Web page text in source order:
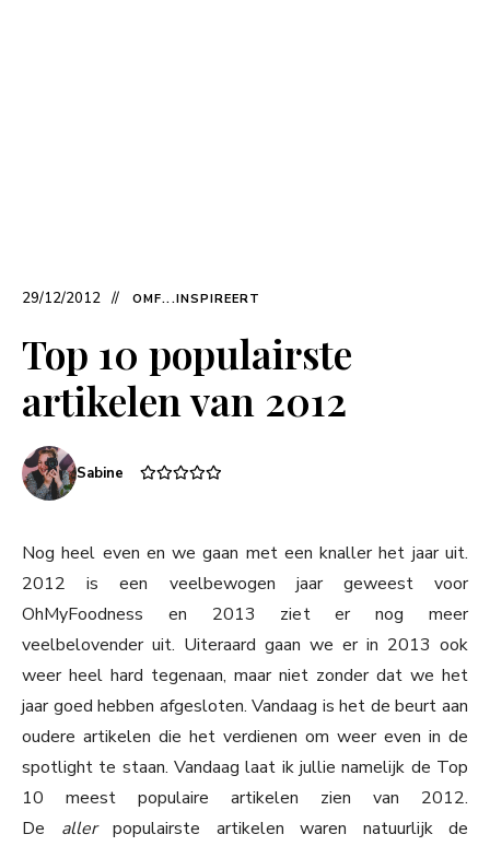
29/12/2012 OMF...INSPIREERT
Top 10 populairste
artikelen van 2012
Sabine
Nog heel even en we gaan met een knaller het jaar uit.
2012 is een veelbewogen jaar geweest voor
OhMyFoodness en 2013 ziet er nog meer
veelbelovender uit. Uiteraard gaan we er in 2013 ook
weer heel hard tegenaan, maar niet zonder dat we het
jaar goed hebben afgesloten. Vandaag is het de beurt aan
oudere artikelen die het verdienen om weer even in de
spotlight te staan. Vandaag laat ik jullie namelijk de Top
10 meest populaire artikelen zien van 2012.
De aller populairste artikelen waren natuurlijk de